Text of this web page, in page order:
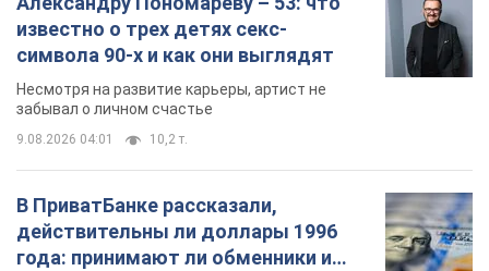
известно о трех детях секс-
символа 90-х и как они выглядят
Несмотря на развитие карьеры, артист не
забывал о личном счастье
9.08.2026 04:01 10,2 т.
В ПриватБанке рассказали,
действительны ли доллары 1996
года: принимают ли обменники и